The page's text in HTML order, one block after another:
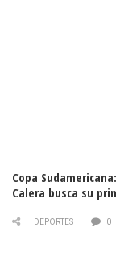
Copa
Calera busca su
DEPORTES 0